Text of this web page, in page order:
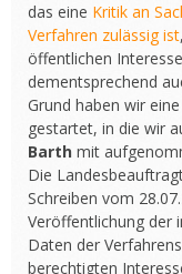
das eine Kritik an
Verfahren zulässig ist
öffentlichen
dementsprechend
Grund haben wir
gestartet, in die wir
Barth mit
Die
Schreiben vom
Veröffentlichung der
Daten der
berechtigten